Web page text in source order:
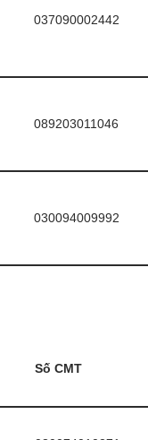
037090002442
089203011046
030094009992
Số CMT